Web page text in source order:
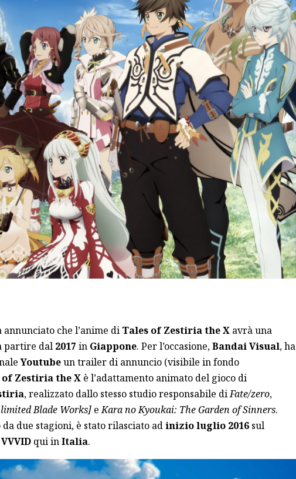
che l’anime di Tales of Zestiria the Xavrà una
partire dal2017 in Giappone. Per l’occasione,Bandai Visual, ha
Youtubeun trailer di annuncio (visibile in fondo
of Zestiria the Xè l’adattamento animato del gioco di
, realizzato dallo stesso studio responsabile diFate/zero,
Blade Works]eKara no Kyoukai: The Garden of Sinners.
da due stagioni, è stato rilasciato adinizio luglio 2016sul
VVVID qui inItalia.